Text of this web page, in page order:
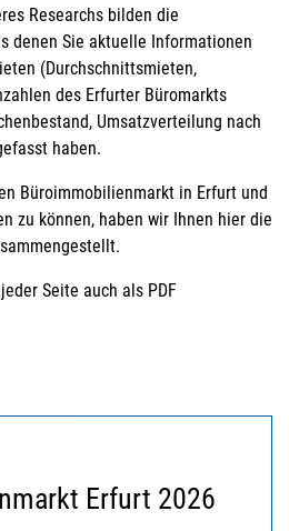
Researchs bilden die
denen Sie aktuelle Informationen
(Durchschnittsmieten,
des Erfurter Büromarkts
Umsatzverteilung nach
haben.
Büroimmobilienmarkt in Erfurt und
zu können, haben wir Ihnen hier die
Seite auch als PDF
Erfurt 2026